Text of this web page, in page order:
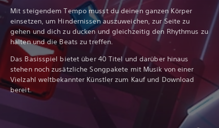
Mit steigendem Tempo musst du deinen ganzen Körper
einsetzen, um Hindernissen auszuweichen, zur Seite zu
gehen und dich zu ducken und gleichzeitig den Rhythmus zu
halten und die Beats zu treffen.
Das Basisspiel bietet über 40 Titel und darüber hinaus
stehen noch zusätzliche Songpakete mit Musik von einer
Vielzahl weltbekannter Künstler zum Kauf und Download
bereit.